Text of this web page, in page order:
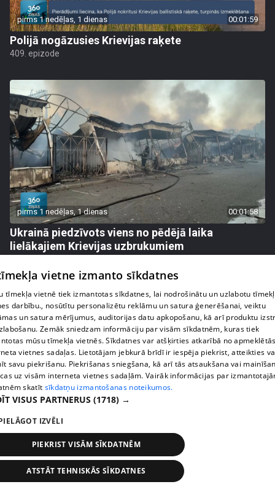
pirms 1 nedēļas, 1 dienas 00:01:59
Polijā nogāzusies Krievijas raķete
409. epizode
pirms 1 nedēļas, 1 dienas 00:01:58
Ukrainā piedzīvots viens no pēdējā laika
lielākajiem Krievijas uzbrukumiem
pirms 1 nedēļas, 1 dienas
Melleņu zelta drudzis: kas nosaka iepirkuma
409. epizode
vietne izmanto sīkdatnes
tīmekļa vietnē tiek izmantotas sīkdatnes, lai nodrošinātu un uzlabotu
darbību., nosūtītu personalizētu reklāmu un satura ģenerēšanai, veiktu
un satura mērījumus, auditorijas datu apkopošanu, kā arī produktu
Zemāk sniedzam informāciju par visām sīkdatnēm, kuras tiek
mūsu tīmekļa vietnēs. Sīkdatnes var atšķirties atkarībā no
vietnes sadaļas. Lietotājam jebkurā brīdī ir iespēja piekrist, atteikties
savu piekrišanu. Piekrišanas sniegšana, kā arī tās atsaukšana vai
uz visām interneta vietnes sadaļām. Vairāk informācijas par
skatīt sīkdatņu izmantošanas noteikumos.
VISUS PARTNERUS (1718) →
IZVĒLI
PIEKRIST VISĀM SĪKDATNĒM
ATSTĀT TEHNISKĀS SĪKDATNES